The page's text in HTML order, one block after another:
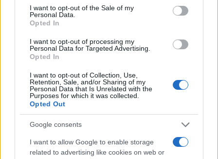
consent section.
I want to opt-out of the Sale of my
Personal Data.
Opted In
I want to opt-out of processing my
Personal Data for Targeted Advertising.
Opted In
I want to opt-out of Collection, Use,
Retention, Sale, and/or Sharing of my
Personal Data that Is Unrelated with the
Purposes for which it was collected.
Opted Out
Google consents
I want to allow Google to enable storage
related to advertising like cookies on web or
Copenhagen Fashion Week SS27: le novità che stanno
rivoluzionando la moda
Cristian Castiglioni · 8 Ago 2026
LIFESTYLE